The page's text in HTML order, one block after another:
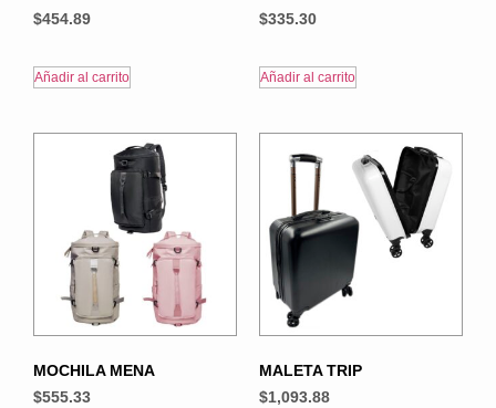
$454.89
Añadir al carrito
$335.30
Añadir al carrito
MOCHILA MENA
$555.33
MALETA TRIP
$1,093.88